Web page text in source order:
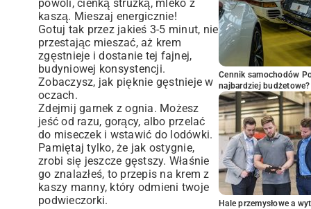
powoli, cienką strużką, mleko z
kaszą. Mieszaj energicznie!
Gotuj tak przez jakieś 3-5 minut, nie
przestając mieszać, aż krem
zgęstnieje i dostanie tej fajnej,
budyniowej konsystencji.
Zobaczysz, jak pięknie gęstnieje w
oczach.
Zdejmij garnek z ognia. Możesz
jeść od razu, gorący, albo przelać
do miseczek i wstawić do lodówki.
Pamiętaj tylko, że jak ostygnie,
zrobi się jeszcze gęstszy. Właśnie
go znalazłeś, to przepis na krem z
kaszy manny, który odmieni twoje
podwieczorki.
Cennik samochodów
najbardziej budżetowe?
Hale przemysłowe a